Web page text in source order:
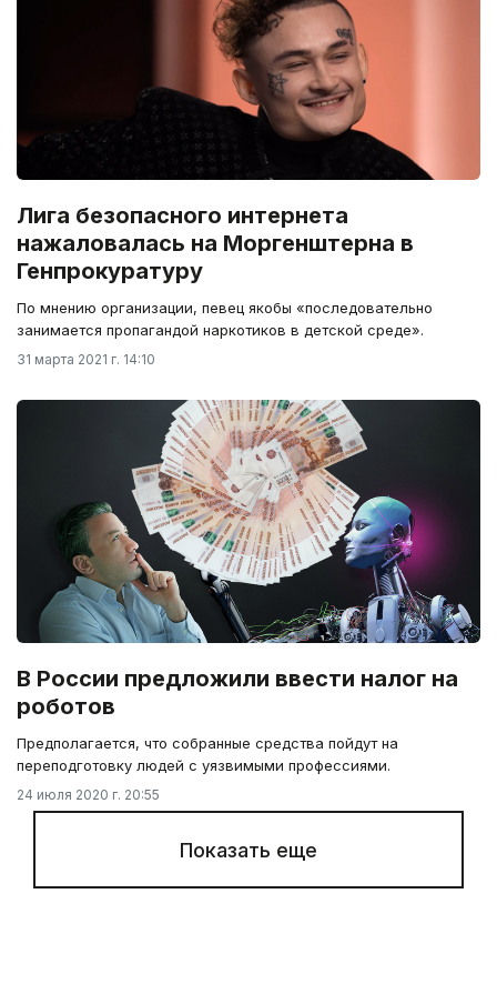
Лига безопасного интернета
нажаловалась на Моргенштерна в
Генпрокуратуру
По мнению организации, певец якобы «последовательно
занимается пропагандой наркотиков в детской среде».
31 марта 2021 г. 14:10
В России предложили ввести налог на
роботов
Предполагается, что собранные средства пойдут на
переподготовку людей с уязвимыми профессиями.
24 июля 2020 г. 20:55
Показать еще